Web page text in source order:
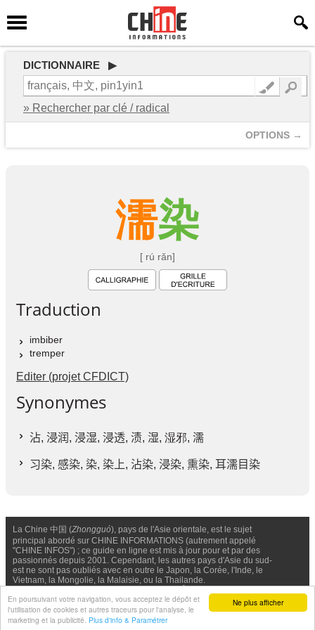
Ne plus afficher
En poursuivant votre navigation, vous acceptez le dépôt et
l'utilisation de cookies et autres traceurs pour l'analyse, le
marketing et la publicité. Plus d'info & Paramétrer
DICTIONNAIRE ▶
» Rechercher par clé / radical
OPTIONS →
濡染
[ rú rǎn]
Traduction
imbiber
tremper
Editer (projet CFDICT)
Synonymes
沾, 浸润 , 浸湿, 浸透, 渍, 湿, 湿邪, 濡
习染, 感染, 染, 染上, 沾染, 浸染, 熏染, 耳濡目染
La Chine 中国 (Zhongguó), pays de l'Asie orientale, est le sujet
principal abordé sur CHINE INFORMATIONS (autrement appelé
"CHINE INFOS") ; ce guide en ligne est mis à jour pour et par des
passionnés depuis 2001. Cependant, les autres pays d'Asie du sud-
est ne sont pas oubliés avec en outre le Japon, la Corée, l'Inde, le
Vietnam, la Mongolie, la Malaisie, ou la Thailande.
© Chine Informations, 2026 - Tous droits réservés (depuis 2001)